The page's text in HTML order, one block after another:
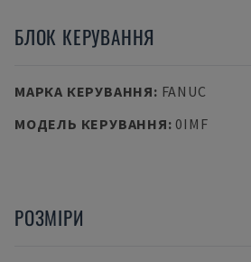
БЛОК КЕРУВАННЯ
МАРКА КЕРУВАННЯ: FANUC
МОДЕЛЬ КЕРУВАННЯ: 0IMF
РОЗМІРИ